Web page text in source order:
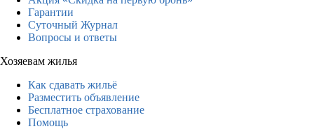
Гарантии
Суточный Журнал
Вопросы и ответы
Хозяевам жилья
Как сдавать жильё
Разместить объявление
Бесплатное страхование
Помощь